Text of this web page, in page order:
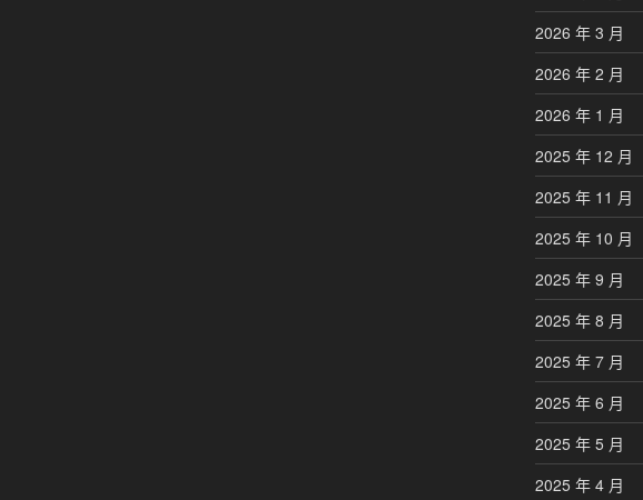
2026 年 3 月
2026 年 2 月
2026 年 1 月
2025 年 12 月
2025 年 11 月
2025 年 10 月
2025 年 9 月
2025 年 8 月
2025 年 7 月
2025 年 6 月
2025 年 5 月
2025 年 4 月